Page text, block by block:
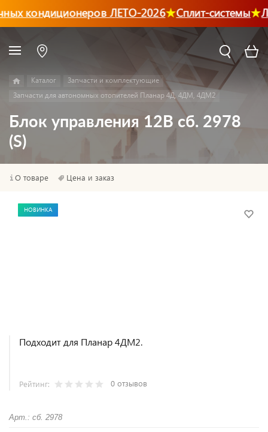
кондиционеров ЛЕТО-2026 Сплит-системы
Каталог
Запчасти и комплектующие
Запчасти для автономных отопителей Планар 4Д, 4ДМ, 4ДМ2
Блок управления 12В сб. 2978
(S)
О товаре Цена и заказ
НОВИНКА
Подходит для Планар 4ДМ2.
Рейтинг: 0 отзывов
Арт.: сб. 2978